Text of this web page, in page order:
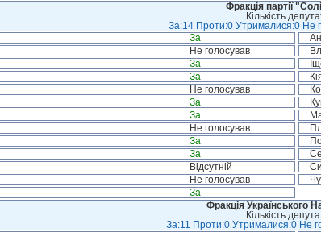
Фракція партії
Кількість
За:14 Проти:0 Утрималися:0 Не
За
Не голосував
За
За
Не голосував
За
За
Не голосував
За
За
Відсутній
Не голосував
За
Фракція Українського
Кількість
За:11 Проти:0 Утрималися:0 Не